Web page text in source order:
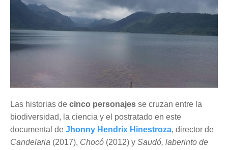
Las historias de cinco personajes se cruzan entre la
biodiversidad, la ciencia y el postratado en este
documental de Jhonny Hendrix Hinestroza, director de
Candelaria (2017), Chocó (2012) y Saudó, laberinto de